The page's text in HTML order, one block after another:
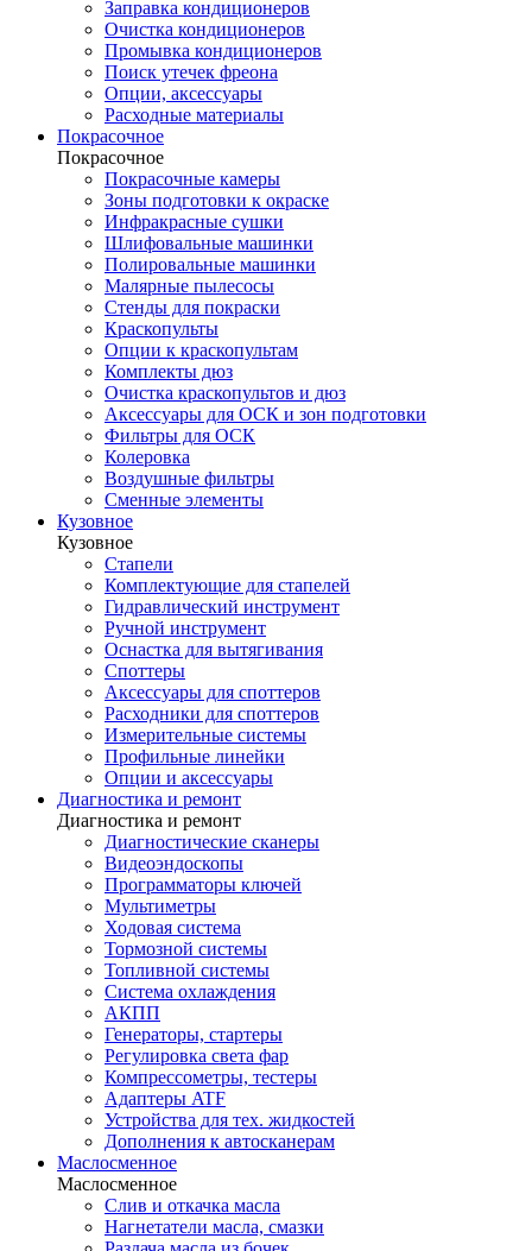
Заправка кондиционеров
Очистка кондиционеров
Промывка кондиционеров
Поиск утечек фреона
Опции, аксессуары
Расходные материалы
Покрасочное
Покрасочное
Покрасочные камеры
Зоны подготовки к окраске
Инфракрасные сушки
Шлифовальные машинки
Полировальные машинки
Малярные пылесосы
Стенды для покраски
Краскопульты
Опции к краскопультам
Комплекты дюз
Очистка краскопультов и дюз
Аксессуары для ОСК и зон подготовки
Фильтры для ОСК
Колеровка
Воздушные фильтры
Сменные элементы
Кузовное
Кузовное
Стапели
Комплектующие для стапелей
Гидравлический инструмент
Ручной инструмент
Оснастка для вытягивания
Споттеры
Аксессуары для споттеров
Расходники для споттеров
Измерительные системы
Профильные линейки
Опции и аксессуары
Диагностика и ремонт
Диагностика и ремонт
Диагностические сканеры
Видеоэндоскопы
Программаторы ключей
Мультиметры
Ходовая система
Тормозной системы
Топливной системы
Система охлаждения
АКПП
Генераторы, стартеры
Регулировка света фар
Компрессометры, тестеры
Адаптеры ATF
Устройства для тех. жидкостей
Дополнения к автосканерам
Маслосменное
Маслосменное
Слив и откачка масла
Нагнетатели масла, смазки